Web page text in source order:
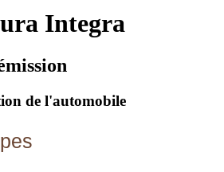
Integra
de l'automobile